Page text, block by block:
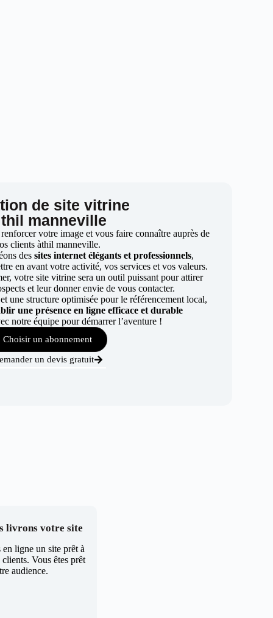
de site vitrine
manneville
votre image et vous faire connaître auprès de
clients àthil manneville.
dessites internet élégants et professionnels,
en avant votre activité, vos services et vos valeurs.
votre site vitrine sera un outil puissant pour attirer
et leur donner envie de vous contacter.
une structure optimisée pour le référencement local,
une présence en ligne efficace et durable
notre équipe pour démarrer l’aventure !
Choisir un abonnement
un devis gratuit
livrons votre site
ligne un site prêt à
Vous êtes prêt
audience.